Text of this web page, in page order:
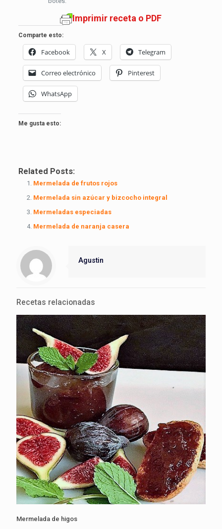
Imprimir receta o PDF
Comparte esto:
Facebook X Telegram
Correo electrónico Pinterest
WhatsApp
Me gusta esto:
Related Posts:
Mermelada de frutos rojos
Mermelada sin azúcar y bizcocho integral
Mermeladas especiadas
Mermelada de naranja casera
Agustin
Recetas relacionadas
Mermelada de higos